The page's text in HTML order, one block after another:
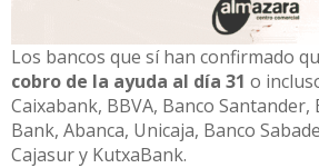
Los bancos que sí han confirmado
cobro de la ayuda al día 31 o
Caixabank, BBVA, Banco
Bank, Abanca, Unicaja, Banco
Cajasur y KutxaBank.